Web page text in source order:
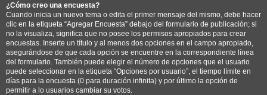
¿Cómo creo una encuesta?
Cuando inicia un nuevo tema o edita el primer mensaje del mismo, debe hacer
clic en la etiqueta “Agregar Encuesta” debajo del formulario de publicación; si
no la visualiza, significa que no posee los permisos apropiados para crear
encuestas. Inserte un título y al menos dos opciones en el campo apropiado,
asegurándose de que cada opción se encuentre en la correspondiente línea
del formulario. También puede elegir el número de opciones que el usuario
puede seleccionar en la etiqueta “Opciones por usuario”, el tiempo límite en
días para la encuesta (0 para duración infinita) y por último la opción de
permitir a lo usuarios cambiar su votos.